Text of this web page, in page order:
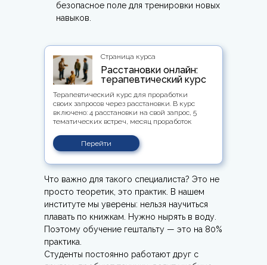
безопасное поле для тренировки новых
навыков.
Страница курса
Терапевтический курс для проработки
своих запросов через расстановки. В курс
включено: 4 расстановки на свой запрос, 5
тематических встреч, месяц проработок
Расстановки онлайн:
терапевтический курс
Перейти
Что важно для такого специалиста? Это не
просто теоретик, это практик. В нашем
институте мы уверены: нельзя научиться
плавать по книжкам. Нужно нырять в воду.
Поэтому обучение гештальту — это на 80%
практика.
Студенты постоянно работают друг с